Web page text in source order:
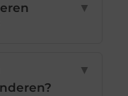
▼
▼